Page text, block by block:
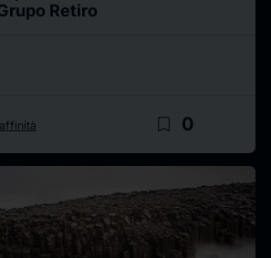
Retiro
bookmark_border 0